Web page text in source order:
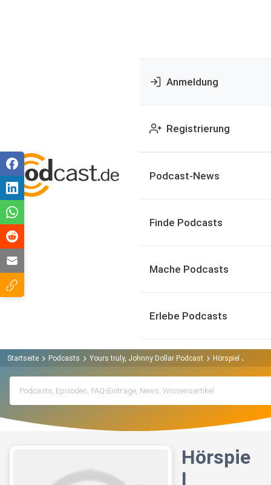
Anmeldung
Registrierung
Podcast-News
Finde Podcasts
Mache Podcasts
Erlebe Podcasts
Startseite Podcasts Yours truly, Johnny Dollar Podcast Hörspiel Johnny
Hörspie
l